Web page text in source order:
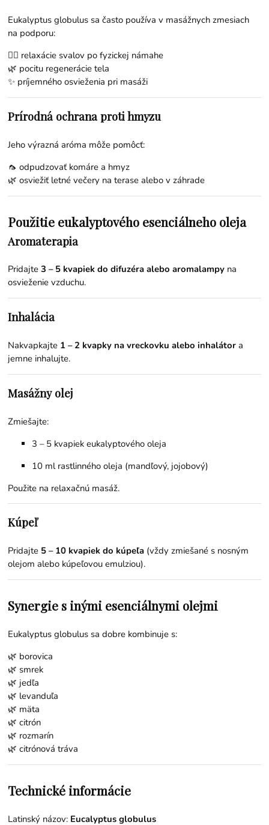
Eukalyptus globulus sa často používa v masážnych zmesiach
na podporu:
💆‍♂️ relaxácie svalov po fyzickej námahe
🌿 pocitu regenerácie tela
✨ príjemného osvieženia pri masáži
Prírodná ochrana proti hmyzu
Jeho výrazná aróma môže pomôcť:
🦟 odpudzovať komáre a hmyz
🌿 osviežiť letné večery na terase alebo v záhrade
Použitie eukalyptového esenciálneho oleja
Aromaterapia
Pridajte3 – 5 kvapiek do difuzéra alebo aromalampy na
osvieženie vzduchu.
Inhalácia
Nakvapkajte 1 – 2 kvapky na vreckovku alebo inhalátor a
jemne inhalujte.
Masážny olej
Zmiešajte:
3 – 5 kvapiek eukalyptového oleja
10 ml rastlinného oleja (mandľový, jojobový)
Použite na relaxačnú masáž.
Kúpeľ
Pridajte 5 – 10 kvapiek do kúpeľa (vždy zmiešané s nosným
olejom alebo kúpeľovou emulziou).
Synergie s inými esenciálnymi olejmi
Eukalyptus globulus sa dobre kombinuje s:
🌿 borovica
🌿 smrek
🌿 jedľa
🌿 levanduľa
🌿 mäta
🌿citrón
🌿 rozmarín
🌿citrónová tráva
Technické informácie
Latinský názov: Eucalyptus globulus